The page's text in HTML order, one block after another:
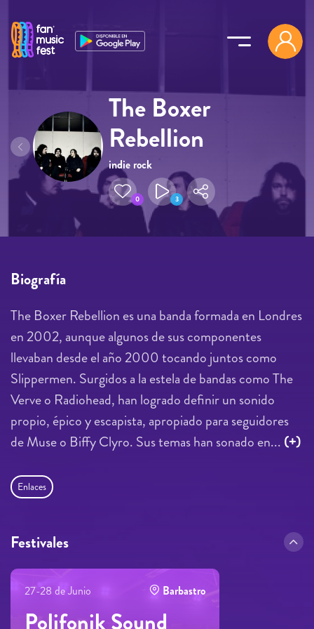
The Boxer
Rebellion
indie rock
0 3
Biografía
The Boxer Rebellion es una banda formada en Londres
en 2002, aunque algunos de sus componentes
llevaban desde el año 2000 tocando juntos como
Slippermen. Surgidos a la estela de bandas como The
Verve o Radiohead, han logrado definir un sonido
propio, épico y escapista, apropiado para seguidores
de Muse o Biffy Clyro. Sus temas han sonado en... (+)
Enlaces
Festivales
27-28 de Junio Barbastro
Polifonik Sound